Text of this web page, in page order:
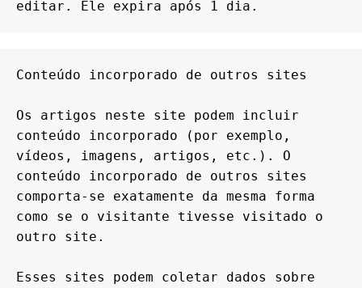
editar. Ele expira após 1 dia.
Conteúdo incorporado de outros sites
Os artigos neste site podem incluir
conteúdo incorporado (por exemplo,
vídeos, imagens, artigos, etc.). O
conteúdo incorporado de outros sites
comporta-se exatamente da mesma forma
como se o visitante tivesse visitado o
outro site.
Esses sites podem coletar dados sobre